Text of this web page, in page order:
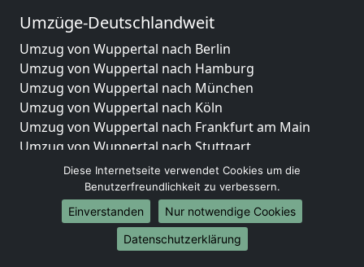
Umzüge-Deutschlandweit
Umzug von Wuppertal nach Berlin
Umzug von Wuppertal nach Hamburg
Umzug von Wuppertal nach München
Umzug von Wuppertal nach Köln
Umzug von Wuppertal nach Frankfurt am Main
Umzug von Wuppertal nach Stuttgart
Umzug von Wuppertal nach Düsseldorf
Umzug von Wuppertal nach Leipzig
Umzug von Wuppertal nach Dortmund
Umzug von Wuppertal nach Essen
Umzug von Wuppertal nach Bremen
Diese Internetseite verwendet Cookies um die
Benutzerfreundlichkeit zu verbessern.
Einverstanden
Nur notwendige Cookies
Datenschutzerklärung